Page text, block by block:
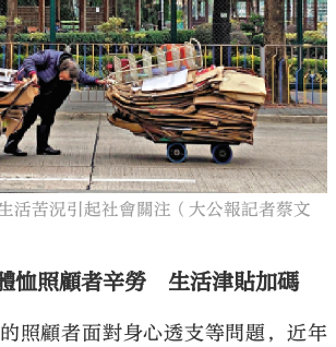
活苦況引起社會關注（大公報記者蔡文
恤照顧者辛勞 生活津貼加碼
照顧者面對身心透支等問題，近年